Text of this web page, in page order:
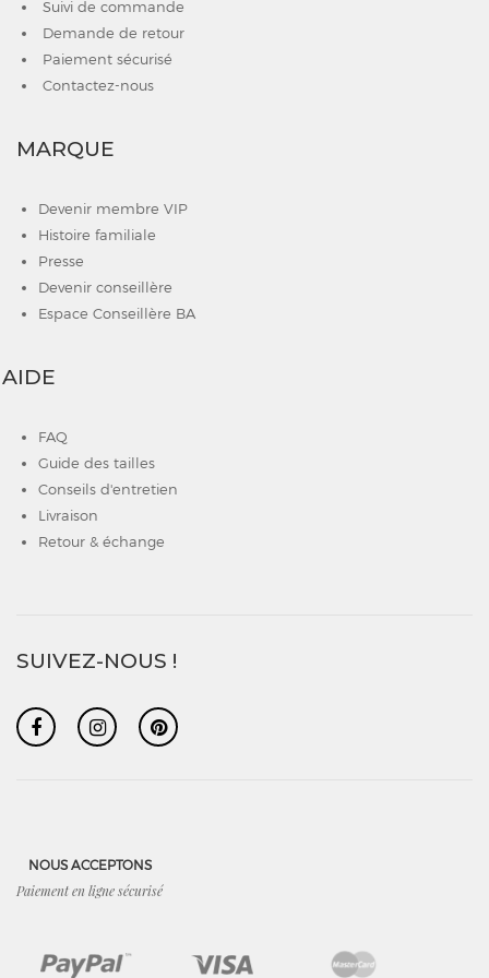
Suivi de commande
Demande de retour
Paiement sécurisé
Contactez-nous
MARQUE
Devenir membre VIP
Histoire familiale
Presse
Devenir conseillère
Espace Conseillère BA
AIDE
FAQ
Guide des tailles
Conseils d'entretien
Livraison
Retour & échange
SUIVEZ-NOUS !
NOUS ACCEPTONS
Paiement en ligne sécurisé